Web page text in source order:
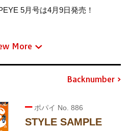
5月号は4月9日発売！
More
Backnumber
ポパイ No. 886
STYLE SAMPLE